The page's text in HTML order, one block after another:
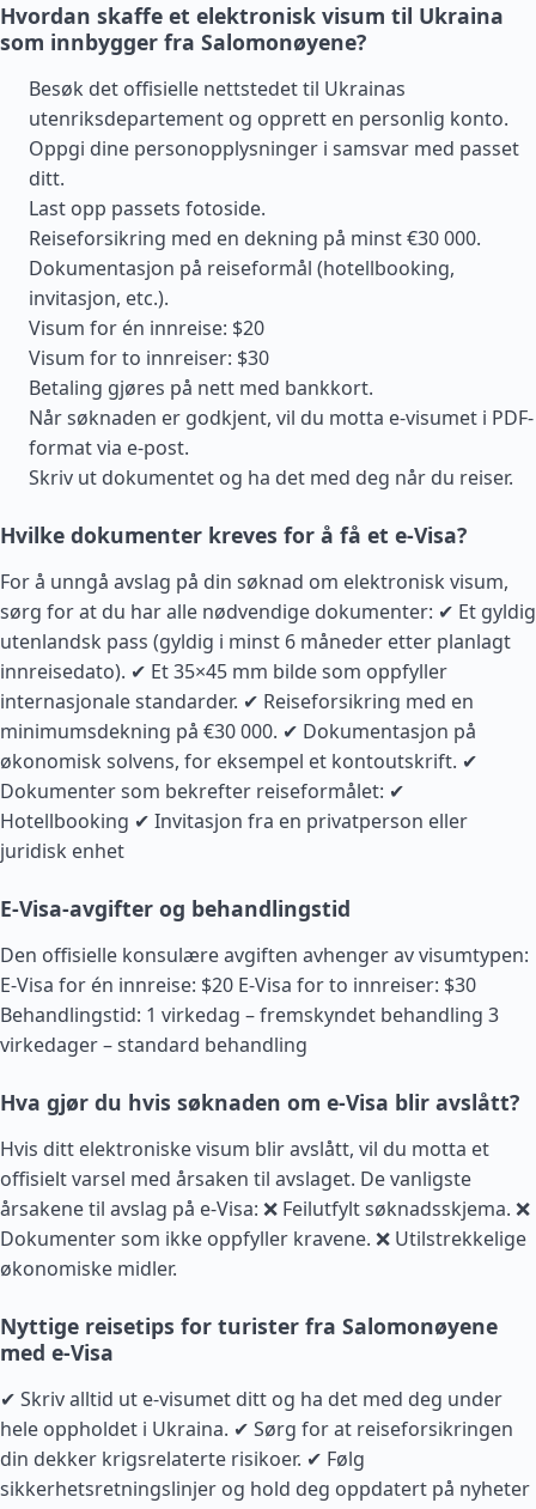
Hvordan skaffe et elektronisk visum til Ukraina
som innbygger fra Salomonøyene?
Besøk det offisielle nettstedet til Ukrainas
utenriksdepartement og opprett en personlig konto.
Oppgi dine personopplysninger i samsvar med passet
ditt.
Last opp passets fotoside.
Reiseforsikring med en dekning på minst €30 000.
Dokumentasjon på reiseformål (hotellbooking,
invitasjon, etc.).
Visum for én innreise: $20
Visum for to innreiser: $30
Betaling gjøres på nett med bankkort.
Når søknaden er godkjent, vil du motta e-visumet i PDF-
format via e-post.
Skriv ut dokumentet og ha det med deg når du reiser.
Hvilke dokumenter kreves for å få et e-Visa?
For å unngå avslag på din søknad om elektronisk visum,
sørg for at du har alle nødvendige dokumenter: ✔ Et gyldig
utenlandsk pass (gyldig i minst 6 måneder etter planlagt
innreisedato). ✔ Et 35×45 mm bilde som oppfyller
internasjonale standarder. ✔ Reiseforsikring med en
minimumsdekning på €30 000. ✔ Dokumentasjon på
økonomisk solvens, for eksempel et kontoutskrift. ✔
Dokumenter som bekrefter reiseformålet: ✔
Hotellbooking ✔ Invitasjon fra en privatperson eller
juridisk enhet
E-Visa-avgifter og behandlingstid
Den offisielle konsulære avgiften avhenger av visumtypen:
E-Visa for én innreise: $20 E-Visa for to innreiser: $30
Behandlingstid: 1 virkedag – fremskyndet behandling 3
virkedager – standard behandling
Hva gjør du hvis søknaden om e-Visa blir avslått?
Hvis ditt elektroniske visum blir avslått, vil du motta et
offisielt varsel med årsaken til avslaget. De vanligste
årsakene til avslag på e-Visa: ❌ Feilutfylt søknadsskjema. ❌
Dokumenter som ikke oppfyller kravene. ❌ Utilstrekkelige
økonomiske midler.
Nyttige reisetips for turister fra Salomonøyene
med e-Visa
✔ Skriv alltid ut e-visumet ditt og ha det med deg under
hele oppholdet i Ukraina. ✔ Sørg for at reiseforsikringen
din dekker krigsrelaterte risikoer. ✔ Følg
sikkerhetsretningslinjer og hold deg oppdatert på nyheter